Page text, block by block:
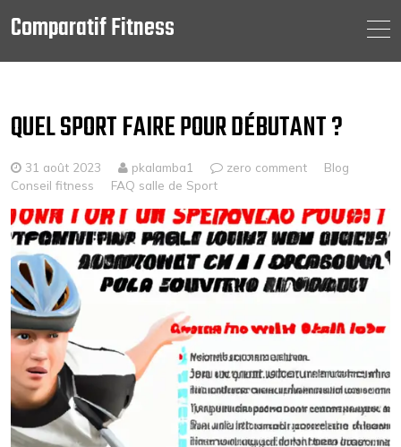
content
Comparatif Fitness
QUEL SPORT FAIRE POUR DÉBUTANT ?
31 août 2023 pkalamba1 zero comment
Blog
Conseil fitness
FAQ salle de Sport